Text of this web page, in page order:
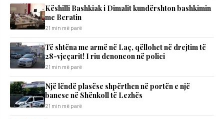
Këshilli Bashkiak i Dimalit kundërshton bashkimin
me Beratin
21 min më parë
Të shtëna me armë në Laç, qëllohet në drejtim të
28-vjeçarit! I riu denoncon në polici
21 min më parë
Një lëndë plasëse shpërthen në portën e një
banese në Shënkoll të Lezhës
21 min më parë